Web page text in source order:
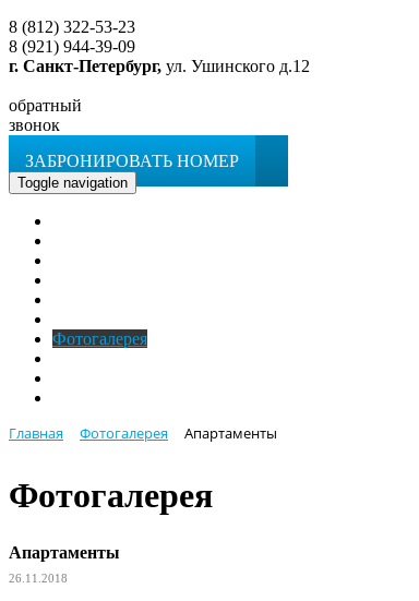
8 (812) 322-53-23
8 (921) 944-39-09
г. Санкт-Петербург, ул. Ушинского д.12
обратный
звонок
ЗАБРОНИРОВАТЬ НОМЕР
Toggle navigation
Фотогалерея
Главная Фотогалерея Апартаменты
Фотогалерея
Апартаменты
26.11.2018